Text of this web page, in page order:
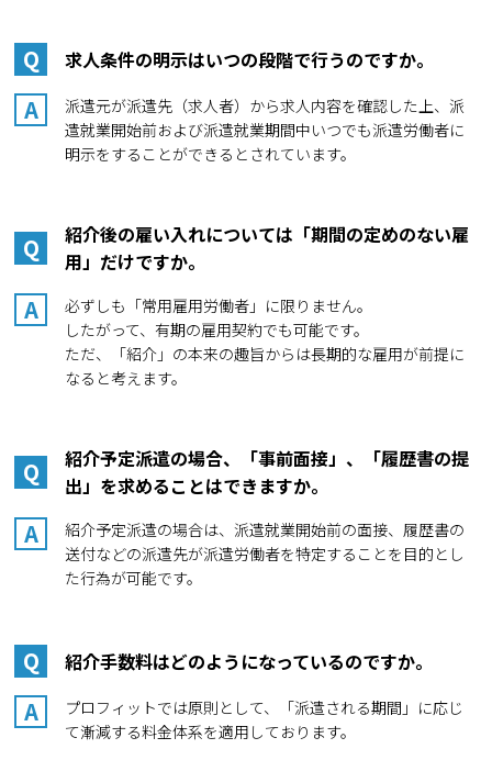
Q 求人条件の明示はいつの段階で行うのですか。
A
派遣元が派遣先（求人者）から求人内容を確認した上、派
遣就業開始前および派遣就業期間中いつでも派遣労働者に
明示をすることができるとされています。
Q
紹介後の雇い入れについては「期間の定めのない雇
用」だけですか。
A
必ずしも「常用雇用労働者」に限りません。
したがって、有期の雇用契約でも可能です。
ただ、「紹介」の本来の趣旨からは長期的な雇用が前提に
なると考えます。
Q
紹介予定派遣の場合、「事前面接」、「履歴書の提
出」を求めることはできますか。
A
紹介予定派遣の場合は、派遣就業開始前の面接、履歴書の
送付などの派遣先が派遣労働者を特定することを目的とし
た行為が可能です。
Q 紹介手数料はどのようになっているのですか。
A
プロフィットでは原則として、「派遣される期間」に応じ
て漸減する料金体系を適用しております。